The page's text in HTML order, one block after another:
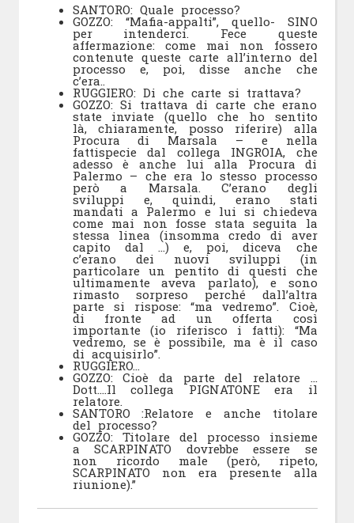
SANTORO: Quale processo?
GOZZO: “Mafia-appalti”, quello- SINO
per intenderci. Fece queste
affermazione: come mai non fossero
contenute queste carte all’interno del
processo e, poi, disse anche che
c’era..
RUGGIERO: Di che carte si trattava?
GOZZO: Si trattava di carte che erano
state inviate (quello che ho sentito
là, chiaramente, posso riferire) alla
Procura di Marsala – e nella
fattispecie dal collega INGROIA, che
adesso è anche lui alla Procura di
Palermo – che era lo stesso processo
però a Marsala. C’erano degli
sviluppi e, quindi, erano stati
mandati a Palermo e lui si chiedeva
come mai non fosse stata seguita la
stessa linea (insomma credo di aver
capito dal …) e, poi, diceva che
c’erano dei nuovi sviluppi (in
particolare un pentito di questi che
ultimamente aveva parlato), e sono
rimasto sorpreso perché dall’altra
parte si rispose: “ma vedremo”. Cioè,
di fronte ad un offerta così
importante (io riferisco i fatti): “Ma
vedremo, se è possibile, ma è il caso
di acquisirlo”.
RUGGIERO…
GOZZO: Cioè da parte del relatore …
Dott….Il collega PIGNATONE era il
relatore.
SANTORO :Relatore e anche titolare
del processo?
GOZZO: Titolare del processo insieme
a SCARPINATO dovrebbe essere se
non ricordo male (però, ripeto,
SCARPINATO non era presente alla
riunione).”